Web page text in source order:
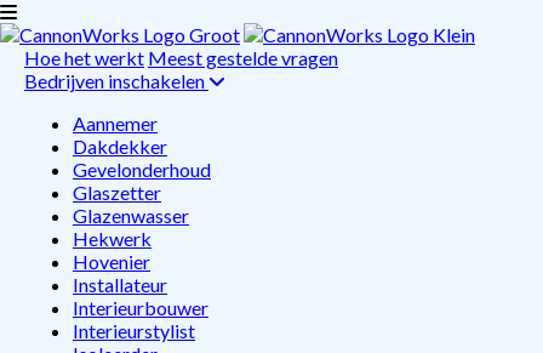
Hoe het werkt Meest gestelde vragen
Bedrijven inschakelen
Aannemer
Dakdekker
Gevelonderhoud
Glaszetter
Glazenwasser
Hekwerk
Hovenier
Installateur
Interieurbouwer
Interieurstylist